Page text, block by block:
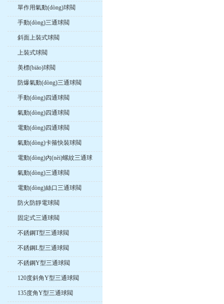
單作用氣動(dòng)球閥
手動(dòng)三通球閥
斜面上裝式球閥
上裝式球閥
美標(biāo)球閥
防爆氣動(dòng)三通球閥
手動(dòng)四通球閥
氣動(dòng)四通球閥
電動(dòng)四通球閥
氣動(dòng)卡箍快裝球閥
電動(dòng)內(nèi)螺紋三通球
閥
氣動(dòng)三通球閥
電動(dòng)絲口三通球閥
防火防靜電球閥
固定式三通球閥
不銹鋼T型三通球閥
不銹鋼L型三通球閥
不銹鋼Y型三通球閥
120度斜角Y型三通球閥
135度角Y型三通球閥